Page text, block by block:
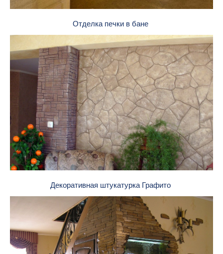
Отделка печки в бане
Декоративная штукатурка Графито